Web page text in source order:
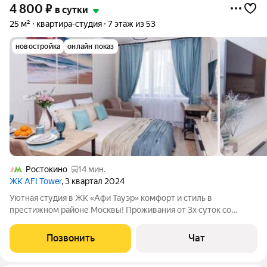
4 800 ₽ в сутки
25 м² квартира-студия 7 этаж из 53
новостройка онлайн показ
Ростокино
14 мин.
ЖК AFI Tower, 3 квартал 2024
Уютная студия в ЖК «Афи Тауэр» комфорт и стиль в
престижном районе Москвы! Проживания от 3х суток со
с продуманным интерьером и отличной локацией. Идеальный
вариант как для отдыха, так и для
Позвонить Чат